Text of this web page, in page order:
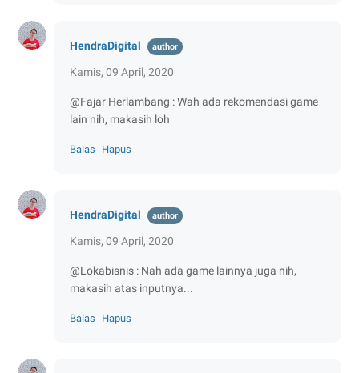
HendraDigital
Kamis, 09 April, 2020
@Fajar Herlambang : Wah ada rekomendasi game
lain nih, makasih loh
Balas Hapus
HendraDigital
Kamis, 09 April, 2020
@Lokabisnis : Nah ada game lainnya juga nih,
makasih atas inputnya...
Balas Hapus